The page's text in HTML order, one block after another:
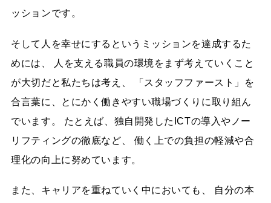
ッションです。
そして人を幸せにするというミッションを達成するた
めには、 人を支える職員の環境をまず考えていくこと
が大切だと私たちは考え、 「スタッフファースト」を
合言葉に、とにかく働きやすい職場づくりに取り組ん
でいます。 たとえば、独自開発したICTの導入やノー
リフティングの徹底など、 働く上での負担の軽減や合
理化の向上に努めています。
また、キャリアを重ねていく中においても、 自分の本